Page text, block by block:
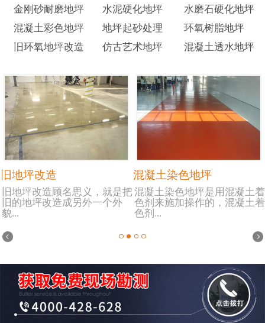
金刚砂耐磨地坪 水泥硬化地坪
水磨石硬化地坪
混凝土彩色地坪
地坪起砂处理
环氧树脂地坪
旧环氧地坪改造
仿古艺术地坪 混凝土透水地坪
旧地坪改造
旧地坪改造顾名思义，就是把
旧的地坪改造成另外一个外
貌...
混凝土染色地坪
混凝土染色地坪是用混凝土着
色剂来施加操作的，混凝土着
色剂...